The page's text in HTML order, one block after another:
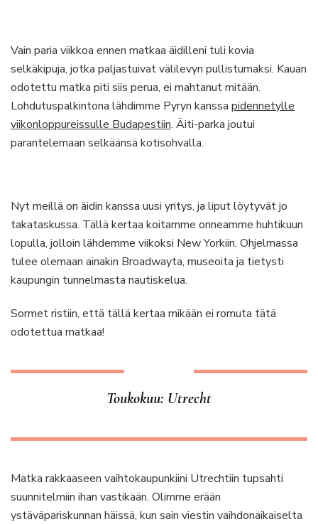
Vain paria viikkoa ennen matkaa äidilleni tuli kovia
selkäkipuja, jotka paljastuivat välilevyn pullistumaksi. Kauan
odotettu matka piti siis perua, ei mahtanut mitään.
Lohdutuspalkintona lähdimme Pyryn kanssa pidennetylle
viikonloppureissulle Budapestiin. Äiti-parka joutui
parantelemaan selkäänsä kotisohvalla.
Nyt meillä on äidin kanssa uusi yritys, ja liput löytyvät jo
takataskussa. Tällä kertaa koitamme onneamme huhtikuun
lopulla, jolloin lähdemme viikoksi New Yorkiin. Ohjelmassa
tulee olemaan ainakin Broadwayta, museoita ja tietysti
kaupungin tunnelmasta nautiskelua.
Sormet ristiin, että tällä kertaa mikään ei romuta tätä
odotettua matkaa!
Toukokuu: Utrecht
Matka rakkaaseen vaihtokaupunkiini Utrechtiin tupsahti
suunnitelmiin ihan vastikään. Olimme erään
ystäväpariskunnan häissä, kun sain viestin vaihdonaikaiselta